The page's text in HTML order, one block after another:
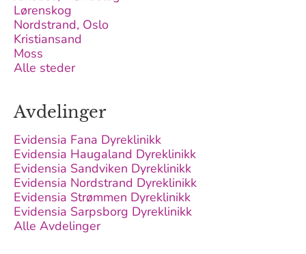
Lørenskog
Nordstrand, Oslo
Kristiansand
Moss
Alle steder
Avdelinger
Evidensia Fana Dyreklinikk
Evidensia Haugaland Dyreklinikk
Evidensia Sandviken Dyreklinikk
Evidensia Nordstrand Dyreklinikk
Evidensia Strømmen Dyreklinikk
Evidensia Sarpsborg Dyreklinikk
Alle Avdelinger